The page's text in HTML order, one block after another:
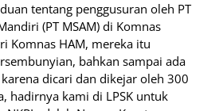
tentang penggusuran oleh PT
(PT MSAM) di Komnas
Komnas HAM, mereka itu
bahkan sampai ada
dicari dan dikejar oleh 300
hadirnya kami di LPSK untuk